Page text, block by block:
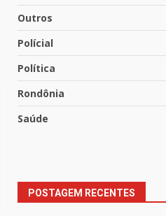
Outros
Polícial
Política
Rondônia
Saúde
POSTAGEM RECENTES